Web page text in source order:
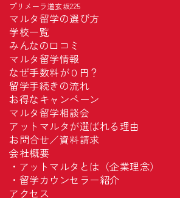
プリメーラ道玄坂225
マルタ留学の選び方
学校一覧
みんなの口コミ
マルタ留学情報
なぜ手数料が０円？
留学手続きの流れ
お得なキャンペーン
マルタ留学相談会
アットマルタが選ばれる理由
お問合せ／資料請求
会社概要
・ アットマルタとは（企業理念）
・ 留学カウンセラー紹介
アクセス